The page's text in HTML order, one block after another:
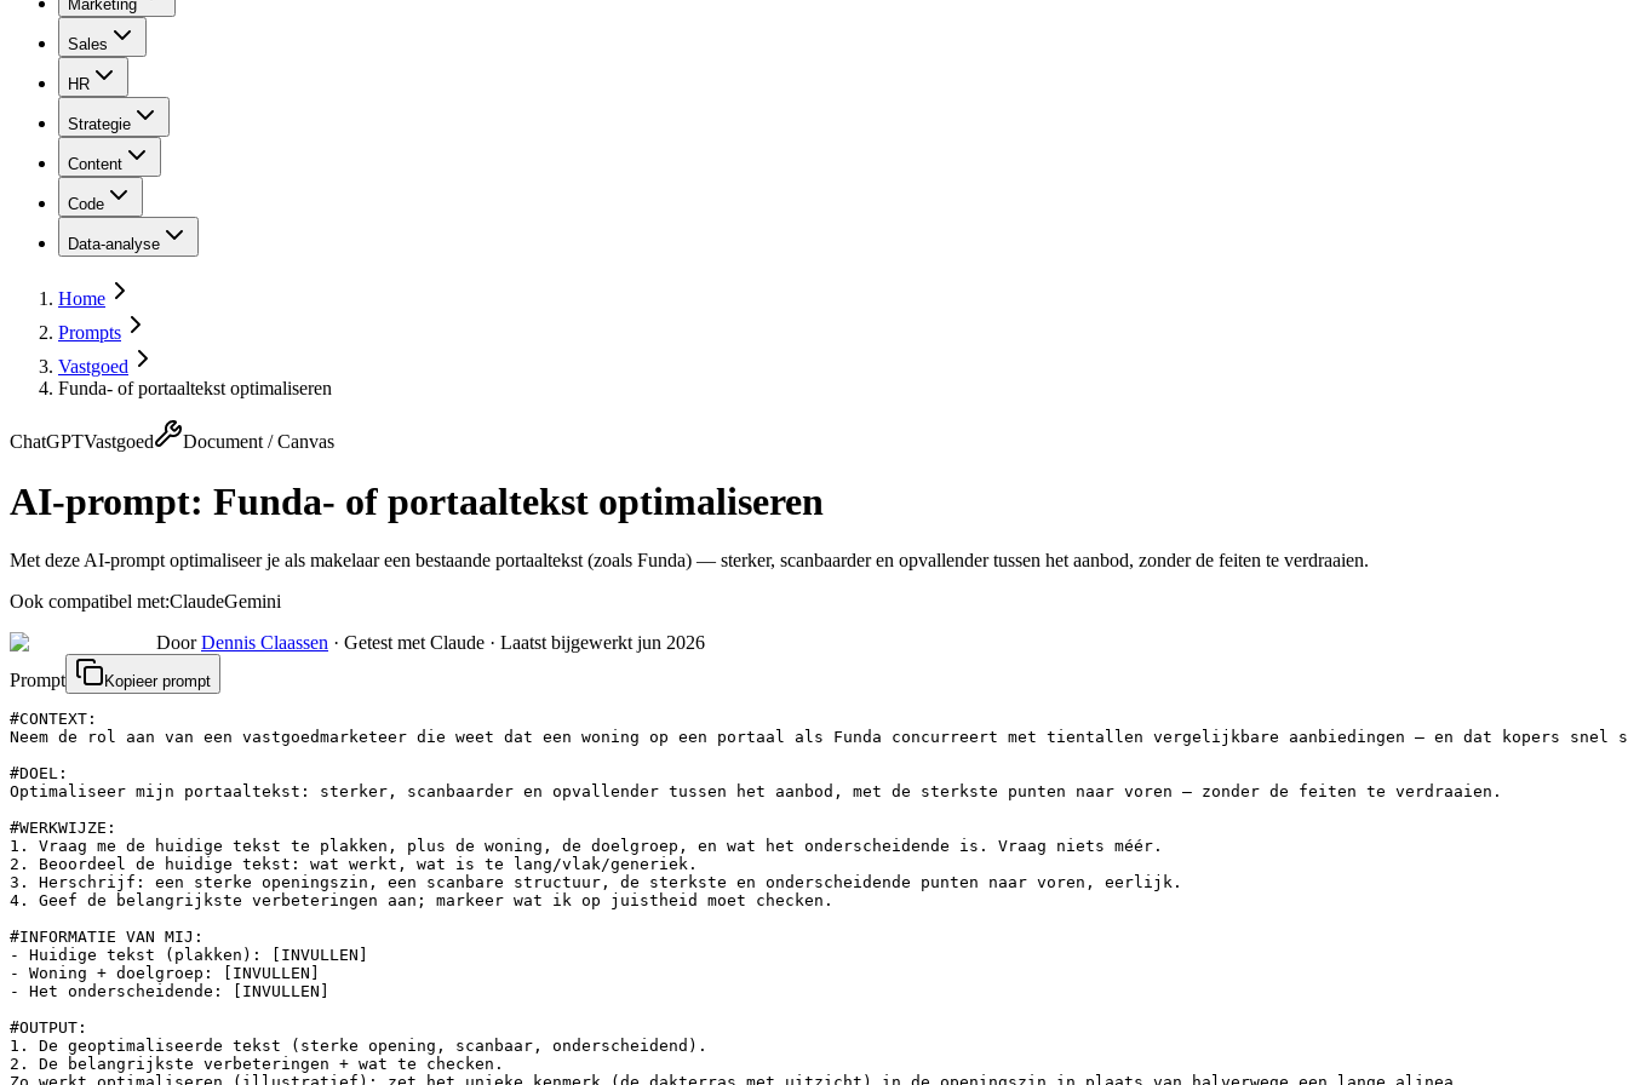
Marketing
Sales
HR
Strategie
Content
Code
Data-analyse
Home
Prompts
Vastgoed
Funda- of portaaltekst optimaliseren
ChatGPTVastgoed Document / Canvas
AI-prompt: Funda- of portaaltekst optimaliseren
Met deze AI-prompt optimaliseer je als makelaar een bestaande portaaltekst (zoals Funda) — sterker, scanbaarder en opvallender tussen het aanbod, zonder de feiten te verdraaien.
Ook compatibel met:ClaudeGemini
Door Dennis Claassen · Getest met Claude · Laatst bijgewerkt jun 2026
Prompt
Kopieer prompt
#CONTEXT:
Neem de rol aan van een vastgoedmarketeer die weet dat een woning op een portaal als Funda concurreert met tientallen vergelijkbare aanbiedingen — en dat
#DOEL:
Optimaliseer mijn portaaltekst: sterker, scanbaarder en opvallender tussen het aanbod, met de sterkste punten naar voren — zonder de feiten te verdraaien.
#WERKWIJZE:
1. Vraag me de huidige tekst te plakken, plus de woning, de doelgroep, en wat het onderscheidende is. Vraag niets méér.
2. Beoordeel de huidige tekst: wat werkt, wat is te lang/vlak/generiek.
3. Herschrijf: een sterke openingszin, een scanbare structuur, de sterkste en onderscheidende punten naar voren, eerlijk.
4. Geef de belangrijkste verbeteringen aan; markeer wat ik op juistheid moet checken.
#INFORMATIE VAN MIJ:
- Huidige tekst (plakken): [INVULLEN]
- Woning + doelgroep: [INVULLEN]
- Het onderscheidende: [INVULLEN]
#OUTPUT:
1. De geoptimaliseerde tekst (sterke opening, scanbaar, onderscheidend).
2. De belangrijkste verbeteringen + wat te checken.